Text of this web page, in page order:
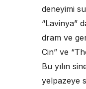
deneyimi
“Lavinya”
dram ve
Cin” ve
Bu yılın
yelpazeye